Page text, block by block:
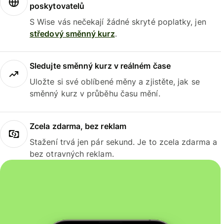
poskytovatelů
S Wise vás nečekají žádné skryté poplatky, jen
středový směnný kurz.
Sledujte směnný kurz v reálném čase
Uložte si své oblíbené měny a zjistěte, jak se
směnný kurz v průběhu času mění.
Zcela zdarma, bez reklam
Stažení trvá jen pár sekund. Je to zcela zdarma a
bez otravných reklam.